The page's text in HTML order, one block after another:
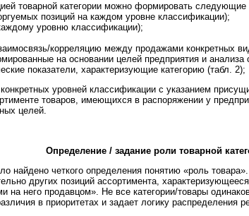
товарной категории можно формировать
позиций на каждом уровне классификации);
уровню классификации);
корреляцию между продажами конкретных
на основании целей предприятия и анализа
показатели, характеризующие категорию (табл. 2);
уровней классификации с указанием
товаров, имеющихся в распоряжении у
целей.
Определение / задание роли товарной
найдено четкого определения понятию «роль
других позиций ассортимента,
на него продавцом». Не все категории/товары
в приоритетах и задает логику распределения